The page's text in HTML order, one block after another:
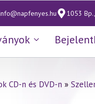
1053
CD-n és DVD-n »